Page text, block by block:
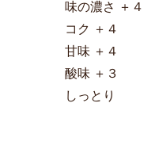
味の濃さ ＋４
コク ＋４
甘味 ＋４
酸味 ＋３
しっとり